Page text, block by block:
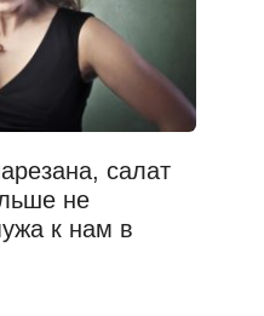
салат
не
к нам в